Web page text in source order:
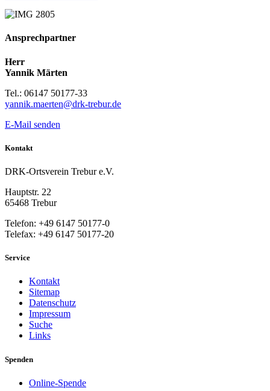
Ansprechpartner
Herr
Yannik Märten
Tel.: 06147 50177-33
yannik.maerten@drk-trebur.de
E-Mail senden
Kontakt
DRK-Ortsverein Trebur e.V.
Hauptstr. 22
65468 Trebur
Telefon: +49 6147 50177-0
Telefax: +49 6147 50177-20
Service
Kontakt
Sitemap
Datenschutz
Impressum
Suche
Links
Spenden
Online-Spende